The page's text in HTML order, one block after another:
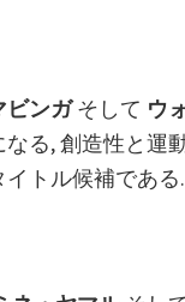
ビンガそして ウ
る, 創造性と運
トル候補である.